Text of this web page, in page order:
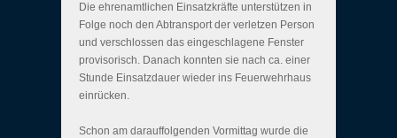
Die ehrenamtlichen Einsatzkräfte unterstützen in
Folge noch den Abtransport der verletzen Person
und verschlossen das eingeschlagene Fenster
provisorisch. Danach konnten sie nach ca. einer
Stunde Einsatzdauer wieder ins Feuerwehrhaus
einrücken.
Schon am darauffolgenden Vormittag wurde die